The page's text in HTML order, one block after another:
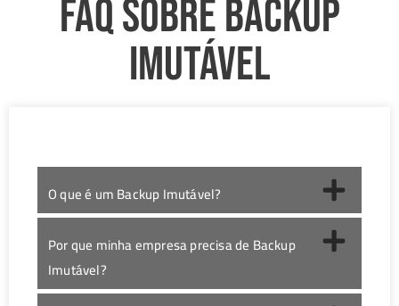
FAQ sobre Backup
Imutável
O que é um Backup Imutável?
Por que minha empresa precisa de Backup
Imutável?